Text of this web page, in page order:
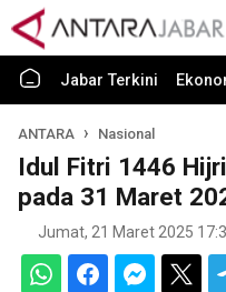
Jabar Terkini
ANTARA Nasional
Idul Fitri 1446
pada 31 Maret
Jumat, 21 Maret 2025